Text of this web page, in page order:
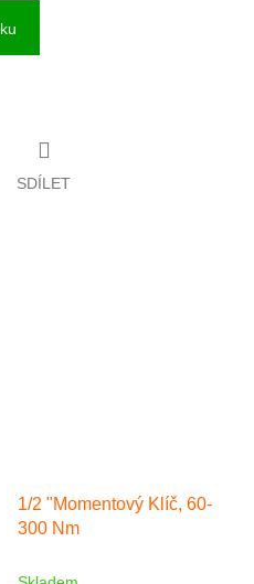
SDÍLET
1/2 "Momentový Klíč, 60-
300 Nm